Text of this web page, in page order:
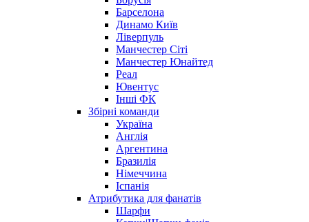
Барселона
Динамо Київ
Ліверпуль
Манчестер Сіті
Манчестер Юнайтед
Реал
Ювентус
Інші ФК
Збірні команди
Україна
Англія
Аргентина
Бразилія
Німеччина
Іспанія
Атрибутика для фанатів
Шарфи